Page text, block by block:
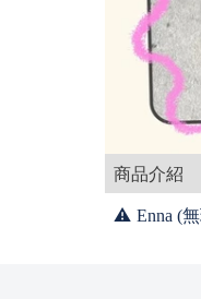
商品介紹
⚠️ Enna (